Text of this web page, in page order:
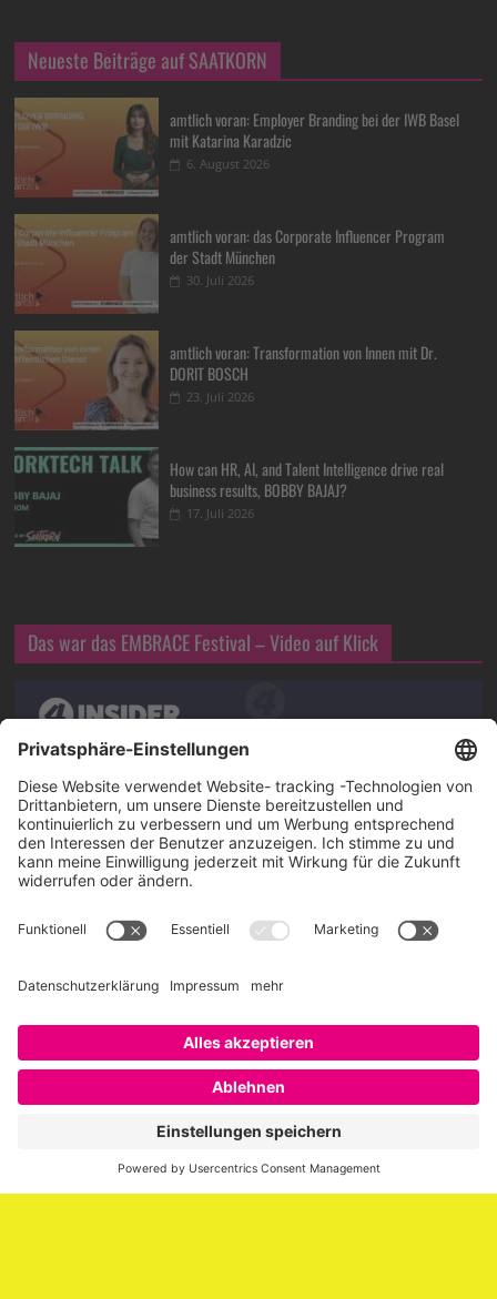
Neueste Beiträge auf SAATKORN
amtlich voran: Employer Branding bei der IWB Basel
mit Katarina Karadzic
6. August 2026
amtlich voran: das Corporate Influencer Program
der Stadt München
30. Juli 2026
amtlich voran: Transformation von Innen mit Dr.
DORIT BOSCH
23. Juli 2026
How can HR, AI, and Talent Intelligence drive real
business results, BOBBY BAJAJ?
17. Juli 2026
Das war das EMBRACE Festival – Video auf Klick
Über SAATKORN
SAATKORN ist der Blog von Gero Hesse. Seit 2009 schreibt
er über die Themen Employer Branding,